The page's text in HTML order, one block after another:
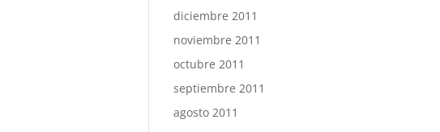
diciembre 2011
noviembre 2011
octubre 2011
septiembre 2011
agosto 2011